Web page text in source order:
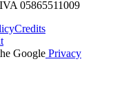
05865511009
Credits
Google Privacy